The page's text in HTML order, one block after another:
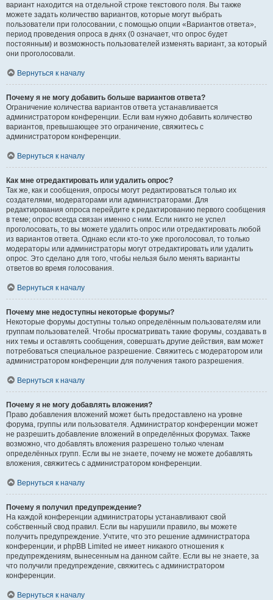
вариант находится на отдельной строке текстового поля. Вы также
можете задать количество вариантов, которые могут выбрать
пользователи при голосовании, с помощью опции «Вариантов ответа»,
период проведения опроса в днях (0 означает, что опрос будет
постоянным) и возможность пользователей изменять вариант, за который
они проголосовали.
Вернуться к началу
Почему я не могу добавить больше вариантов ответа?
Ограничение количества вариантов ответа устанавливается
администратором конференции. Если вам нужно добавить количество
вариантов, превышающее это ограничение, свяжитесь с
администратором конференции.
Вернуться к началу
Как мне отредактировать или удалить опрос?
Так же, как и сообщения, опросы могут редактироваться только их
создателями, модераторами или администраторами. Для
редактирования опроса перейдите к редактированию первого сообщения
в теме; опрос всегда связан именно с ним. Если никто не успел
проголосовать, то вы можете удалить опрос или отредактировать любой
из вариантов ответа. Однако если кто-то уже проголосовал, то только
модераторы или администраторы могут отредактировать или удалить
опрос. Это сделано для того, чтобы нельзя было менять варианты
ответов во время голосования.
Вернуться к началу
Почему мне недоступны некоторые форумы?
Некоторые форумы доступны только определённым пользователям или
группам пользователей. Чтобы просматривать такие форумы, создавать в
них темы и оставлять сообщения, совершать другие действия, вам может
потребоваться специальное разрешение. Свяжитесь с модератором или
администратором конференции для получения такого разрешения.
Вернуться к началу
Почему я не могу добавлять вложения?
Право добавления вложений может быть предоставлено на уровне
форума, группы или пользователя. Администратор конференции может
не разрешить добавление вложений в определённых форумах. Также
возможно, что добавлять вложения разрешено только членам
определённых групп. Если вы не знаете, почему не можете добавлять
вложения, свяжитесь с администратором конференции.
Вернуться к началу
Почему я получил предупреждение?
На каждой конференции администраторы устанавливают свой
собственный свод правил. Если вы нарушили правило, вы можете
получить предупреждение. Учтите, что это решение администратора
конференции, и phpBB Limited не имеет никакого отношения к
предупреждениям, вынесенным на данном сайте. Если вы не знаете, за
что получили предупреждение, свяжитесь с администратором
конференции.
Вернуться к началу